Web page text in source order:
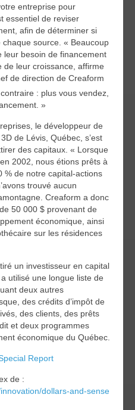
entreprise pour
essentiel de reviser
afin de déterminer si
source. « Beaucoup
leur besoin de financement
leur croissance, affirme
de direction de Creaform
: plus vous vendez,
»
le développeur de
de Lévis, Québec, s’est
des capitaux. « Lorsque
2002, nous étions prêts à
% de notre capital-actions
trouvé aucun
Creaform a donc
50 000 $ provenant de
économique, ainsi
sur les résidences
un investisseur en capital
utilisé une longue liste de
deux autres
des crédits d’impôt de
des clients, des prêts
et deux programmes
économique du Québec.
Report
de :
dollars-and-sense